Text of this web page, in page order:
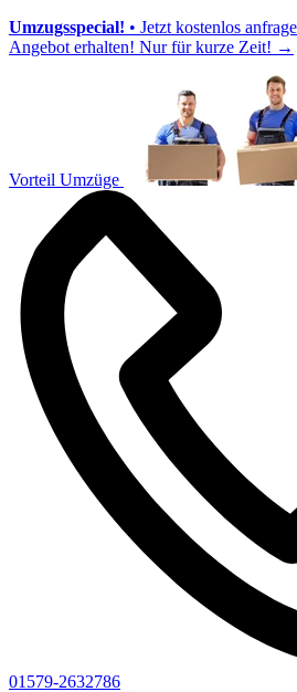
Umzugsspecial! • Jetzt kostenlos
Angebot erhalten! Nur für kurze Zeit! →
Vorteil Umzüge
01579-2632786